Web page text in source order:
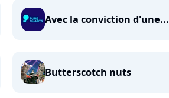
Avec la conviction d'une...
Butterscotch nuts